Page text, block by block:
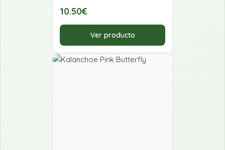
10.50€
Ver producto